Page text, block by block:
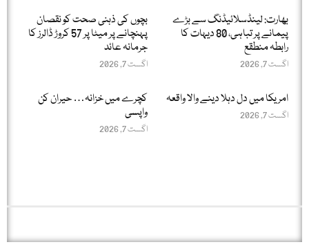
بھارت: لینڈسلائیڈنگ سے بڑے
پیمانے پر تباہی، 80 دیہات کا
رابطہ منطقع
اگست 7, 2026
بچوں کی ذہنی صحت کو نقصان
پہنچانے پر میٹا پر 57 کروڑ ڈالرز کا
جرمانہ عائد
اگست 7, 2026
امریکا میں دل دہلا دینے والا واقعہ
اگست 7, 2026
کچرے میں خزانہ… حیران کن
واپسی
اگست 7, 2026